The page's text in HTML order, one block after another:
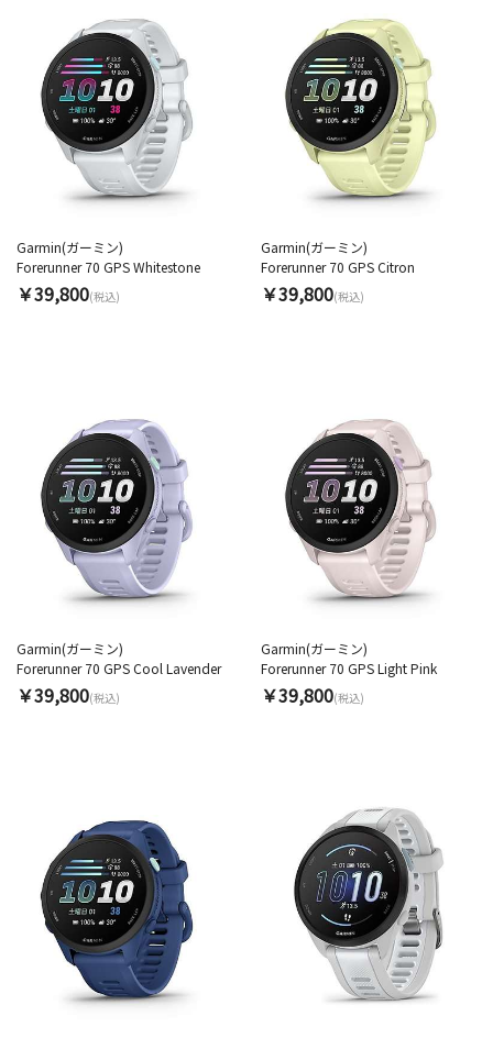
Garmin(ガーミン)
Forerunner 70 GPS Whitestone
￥39,800(税込)
Garmin(ガーミン)
Forerunner 70 GPS Citron
￥39,800(税込)
Garmin(ガーミン)
Forerunner 70 GPS Cool Lavender
￥39,800(税込)
Garmin(ガーミン)
Forerunner 70 GPS Light Pink
￥39,800(税込)